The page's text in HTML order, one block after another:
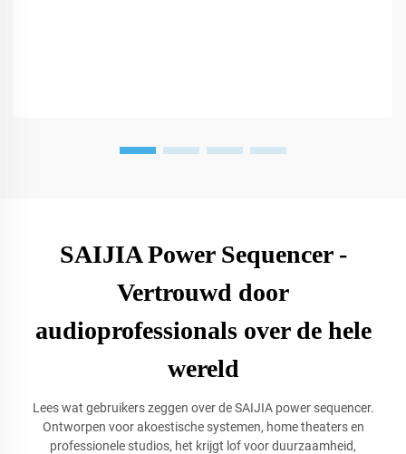
SAIJIA Power Sequencer -
Vertrouwd door
audioprofessionals over de hele
wereld
Lees wat gebruikers zeggen over de SAIJIA power sequencer.
Ontworpen voor akoestische systemen, home theaters en
professionele studios, het krijgt lof voor duurzaamheid,